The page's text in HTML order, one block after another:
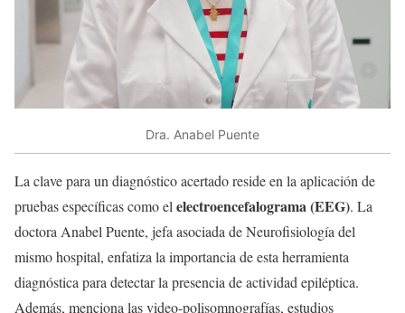
Dra. Anabel Puente
La clave para un diagnóstico acertado reside en la aplicación de
pruebas específicas como el electroencefalograma (EEG). La
doctora Anabel Puente, jefa asociada de Neurofisiología del
mismo hospital, enfatiza la importancia de esta herramienta
diagnóstica para detectar la presencia de actividad epiléptica.
Además, menciona las video-polisomnografías, estudios